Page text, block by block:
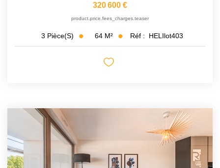
320 600 €
product.price.fees_charges.teaser
3 Pièce(s) 64 M² Réf : HELIlot403